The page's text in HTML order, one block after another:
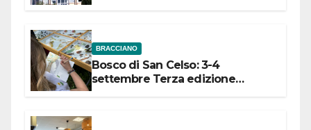
BRACCIANO
Bosco di San Celso: 3-4
settembre Terza edizione